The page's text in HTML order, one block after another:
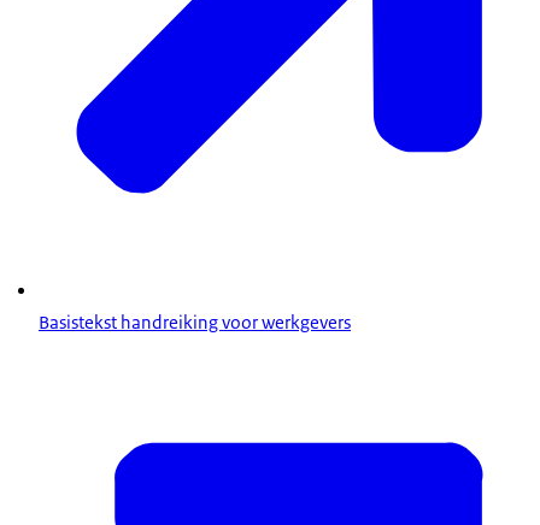
Basistekst handreiking voor werkgevers